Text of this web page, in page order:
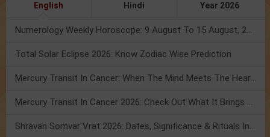
English Hindi Year 2026
Numerology Weekly Horoscope: 9 August To 15 August, 2026
Total Solar Eclipse 2026: Know Zodiac Wise Prediction
Mercury Transit In Cancer: When The Mind Meets The Heart!
Mercury Transit In Cancer 2026: Check Out What It Brings For You
Shravan Somvar Vrat 2026: Dates, Significance & Rituals In August